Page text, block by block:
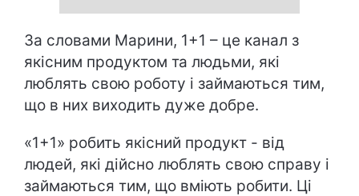
За словами Марини, 1+1 – це канал з
якісним продуктом та людьми, які
люблять свою роботу і займаються тим,
що в них виходить дуже добре.
«1+1» робить якісний продукт - від
людей, які дійсно люблять свою справу і
займаються тим, що вміють робити. Ці